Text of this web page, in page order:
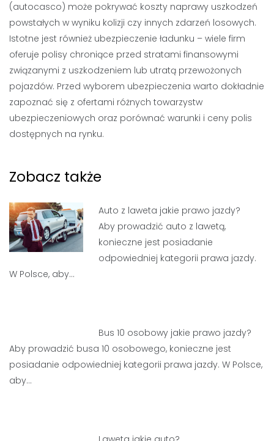
(autocasco) może pokrywać koszty naprawy uszkodzeń
powstałych w wyniku kolizji czy innych zdarzeń losowych.
Istotne jest również ubezpieczenie ładunku – wiele firm
oferuje polisy chroniące przed stratami finansowymi
związanymi z uszkodzeniem lub utratą przewożonych
pojazdów. Przed wyborem ubezpieczenia warto dokładnie
zapoznać się z ofertami różnych towarzystw
ubezpieczeniowych oraz porównać warunki i ceny polis
dostępnych na rynku.
Zobacz także
Auto z laweta jakie prawo jazdy?
Aby prowadzić auto z lawetą,
konieczne jest posiadanie
odpowiedniej kategorii prawa jazdy.
W Polsce, aby…
Bus 10 osobowy jakie prawo jazdy?
Aby prowadzić busa 10 osobowego, konieczne jest
posiadanie odpowiedniej kategorii prawa jazdy. W Polsce,
aby…